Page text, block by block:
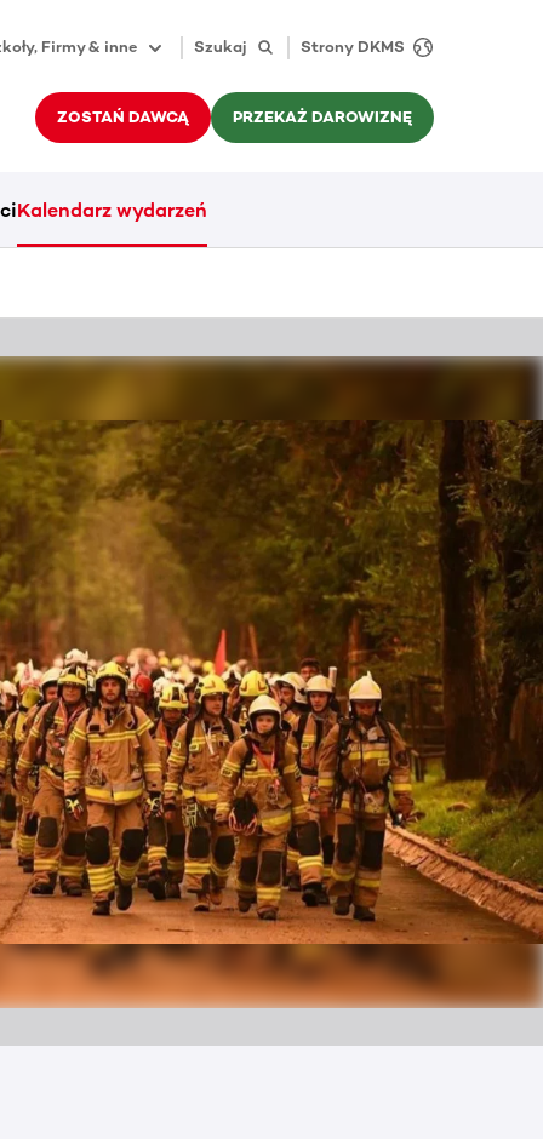
Firmy & inne Szukaj Strony DKMS
ZOSTAŃ DAWCĄ PRZEKAŻ DAROWIZNĘ
Kalendarz wydarzeń